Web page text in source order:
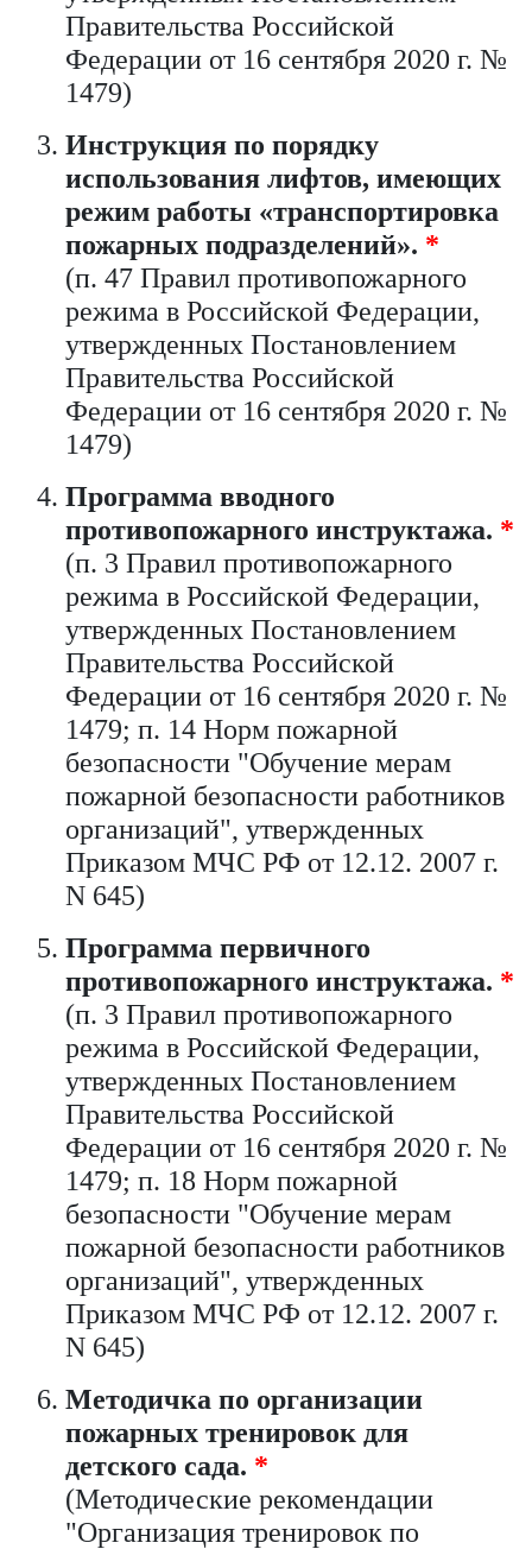
Правительства Российской
Федерации от 16 сентября 2020 г. №
1479)
Инструкция по порядку
использования лифтов, имеющих
режим работы «транспортировка
пожарных подразделений». *
(п. 47 Правил противопожарного
режима в Российской Федерации,
утвержденных Постановлением
Правительства Российской
Федерации от 16 сентября 2020 г. №
1479)
Программа вводного
противопожарного инструктажа. *
(п. 3 Правил противопожарного
режима в Российской Федерации,
утвержденных Постановлением
Правительства Российской
Федерации от 16 сентября 2020 г. №
1479; п. 14 Норм пожарной
безопасности "Обучение мерам
пожарной безопасности работников
организаций", утвержденных
Приказом МЧС РФ от 12.12. 2007 г.
N 645)
Программа первичного
противопожарного инструктажа. *
(п. 3 Правил противопожарного
режима в Российской Федерации,
утвержденных Постановлением
Правительства Российской
Федерации от 16 сентября 2020 г. №
1479; п. 18 Норм пожарной
безопасности "Обучение мерам
пожарной безопасности работников
организаций", утвержденных
Приказом МЧС РФ от 12.12. 2007 г.
N 645)
Методичка по организации
пожарных тренировок для
детского сада. *
(Методические рекомендации
"Организация тренировок по